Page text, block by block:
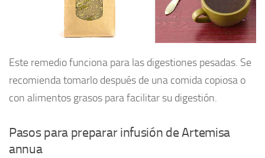
Este remedio funciona para las digestiones pesadas. Se
recomienda tomarlo después de una comida copiosa o
con alimentos grasos para facilitar su digestión.
Pasos para preparar infusión de Artemisa
annua